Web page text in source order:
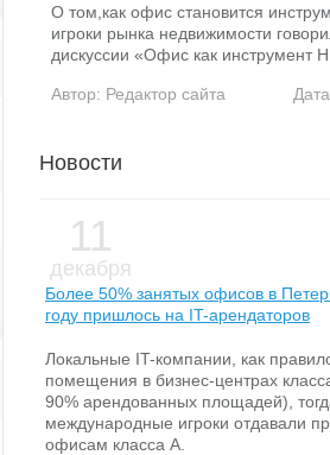
О том,как офис становится
игроки рынка недвижимости
дискуссии «Офис как инструмент
Автор: Редактор сайта
Новости
11
декабря
Более 50% занятых офисов в
году пришлось на IT-арендаторов
Локальные IT-компании, как
помещения в бизнес-центрах
90% арендованных площадей),
международные игроки отдавали
офисам класса А.